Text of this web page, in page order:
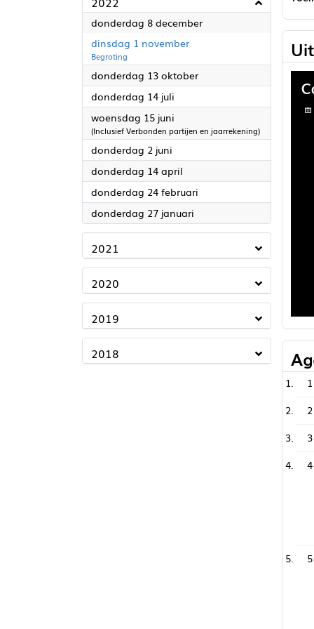
donderdag 8 december2022
dinsdag 1 november2022
Begroting
donderdag 13 oktober2022
donderdag 14 juli
woensdag 15 juni
(Inclusief Verbonden partijen en jaarrekening)
donderdag 2 juni
donderdag 14 april
donderdag 24 februari
donderdag 27 januari
2021
2020
2019
2018
1
2
3
4
5